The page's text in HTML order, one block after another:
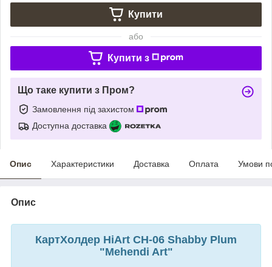
Купити
або
Купити з
Що таке купити з Пром?
Замовлення під захистом
Доступна доставка
Опис Характеристики Доставка Оплата Умови
Опис
КартХолдер HiArt CH-06 Shabby Plum
"Mehendi Art"